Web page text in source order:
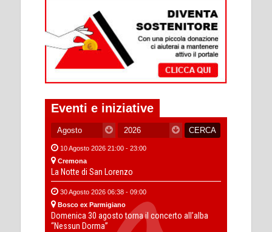
Eventi e iniziative
10 Agosto 2026 21:00 - 23:00
Cremona
La Notte di San Lorenzo
30 Agosto 2026 06:38 - 09:00
Bosco ex Parmigiano
Domenica 30 agosto torna il concerto all’alba
“Nessun Dorma”